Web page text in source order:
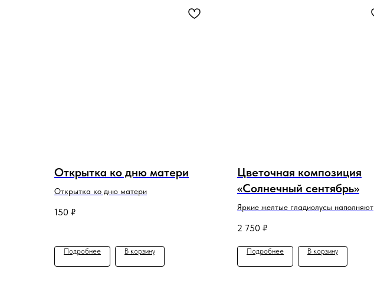
Открытка ко дню матери
Открытка ко дню матери
150 ₽
Подробнее В корзину
Цветочная композиция
«Солнечный сентябрь»
Яркие желтые гладиолусы наполняют
настроением, делая ее идеальным
подарком к 1 сентября.
2 750 ₽
Подробнее В корзину